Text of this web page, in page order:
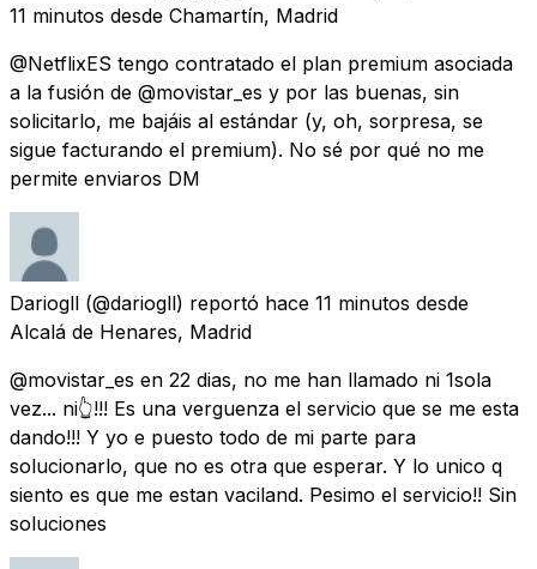
11 minutos desde Chamartín, Madrid
@NetflixES tengo contratado el plan premium asociada
a la fusión de @movistar_es y por las buenas, sin
solicitarlo, me bajáis al estándar (y, oh, sorpresa, se
sigue facturando el premium). No sé por qué no me
permite enviaros DM
Dariogll (@dariogll) reportó hace 11 minutos desde
Alcalá de Henares, Madrid
@movistar_es en 22 dias, no me han llamado ni 1sola
vez... ni👆!!! Es una verguenza el servicio que se me esta
dando!!! Y yo e puesto todo de mi parte para
solucionarlo, que no es otra que esperar. Y lo unico q
siento es que me estan vaciland. Pesimo el servicio!! Sin
soluciones